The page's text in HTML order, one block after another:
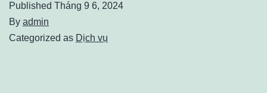
Published Tháng 9 6, 2024
By admin
Categorized as Dịch vụ